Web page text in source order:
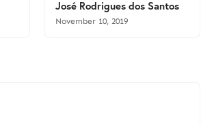
José Rodrigues dos Santos
November 10, 2019